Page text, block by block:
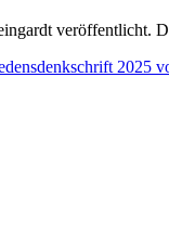
veröffentlicht.
2025